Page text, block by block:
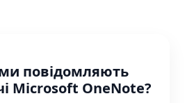
повідомляють
Microsoft OneNote?